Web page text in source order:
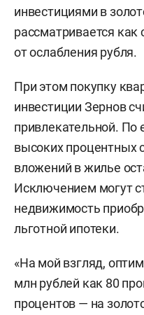
инвестициями в
рассматривается как
от ослабления рубля.
При этом покупку
инвестиции Зернов
привлекательной. По
высоких процентных
вложений в жилье
Исключением могут
недвижимость
льготной ипотеки.
«На мой взгляд,
млн рублей как 80
процентов — на